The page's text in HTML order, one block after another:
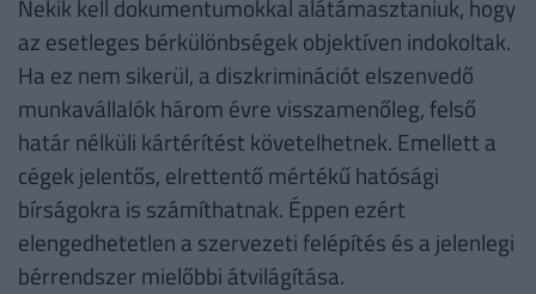
Nekik kell dokumentumokkal alátámasztaniuk, hogy
az esetleges bérkülönbségek objektíven indokoltak.
Ha ez nem sikerül, a diszkriminációt elszenvedő
munkavállalók három évre visszamenőleg, felső
határ nélküli kártérítést követelhetnek. Emellett a
cégek jelentős, elrettentő mértékű hatósági
bírságokra is számíthatnak. Éppen ezért
elengedhetetlen a szervezeti felépítés és a jelenlegi
bérrendszer mielőbbi átvilágítása.